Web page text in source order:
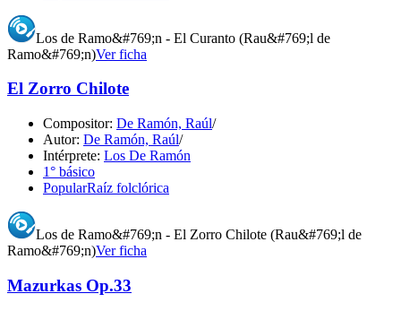
Los de Ramo&#769;n - El Curanto (Rau&#769;l de
Ramo&#769;n)Ver ficha
El Zorro Chilote
Compositor: De Ramón, Raúl/
Autor: De Ramón, Raúl/
Intérprete: Los De Ramón
1° básico
PopularRaíz folclórica
Los de Ramo&#769;n - El Zorro Chilote (Rau&#769;l de
Ramo&#769;n)Ver ficha
Mazurkas Op.33